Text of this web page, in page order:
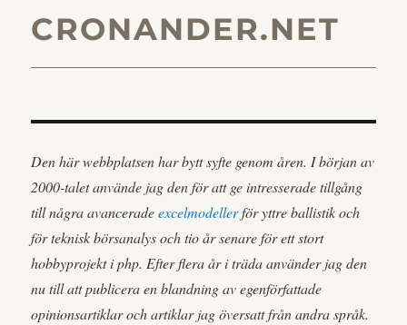
CRONANDER.NET
Den här webbplatsen har bytt syfte genom åren. I början av
2000-talet använde jag den för att ge intresserade tillgång
till några avanceradeexcelmodellerför yttre ballistik och
för teknisk börsanalys och tio år senare för ett stort
hobbyprojekt i php. Efter flera år i träda använder jag den
nu till att publicera en blandning av egenförfattade
opinionsartiklar och artiklar jag översatt från andra språk.